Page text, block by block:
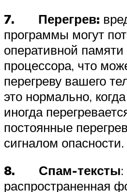
7. Перегрев:
программы могут
оперативной памяти
процессора, что
перегреву вашего
это нормально,
иногда
постоянные
сигналом опасности.
8. Спам-тексты:
распространенная